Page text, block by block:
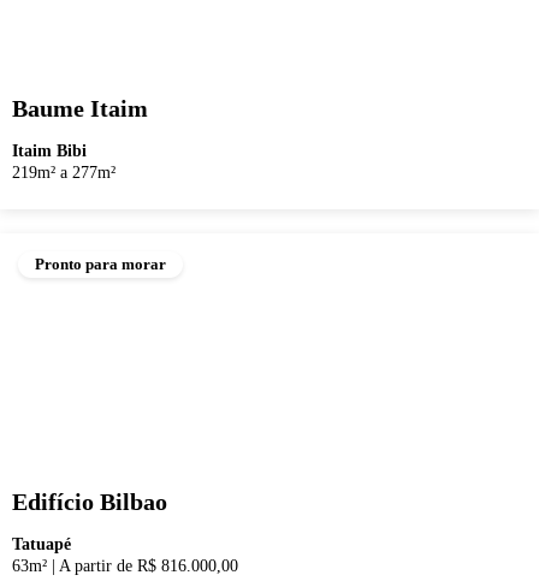
Baume Itaim
Itaim Bibi
219m² a 277m²
Pronto para morar
Edifício Bilbao
Tatuapé
63m²
A partir de R$ 816.000,00